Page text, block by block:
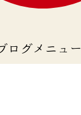
ログメニュー